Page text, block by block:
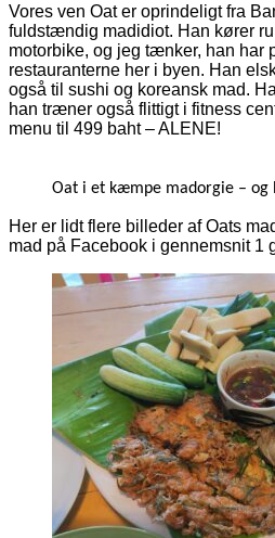
Vores ven Oat er oprindeligt fra
fuldstændig madidiot. Han kører
motorbike, og jeg tænker, han har
restauranterne her i byen. Han
også til sushi og koreansk mad.
han træner også flittigt i fitness
menu til 499 baht – ALENE!
Oat i et kæmpe madorgie – og
Her er lidt flere billeder af Oats
mad på Facebook i gennemsnit 1